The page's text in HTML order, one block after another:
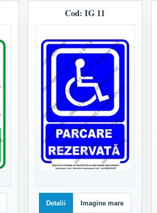
Cod: IG 11
Detalii Imagine mare